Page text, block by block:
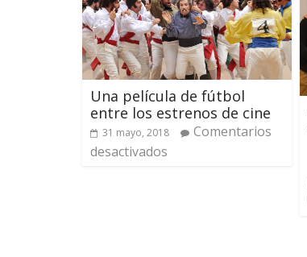
Una película de fútbol
entre los estrenos de cine
31 mayo, 2018
Comentarios
desactivados